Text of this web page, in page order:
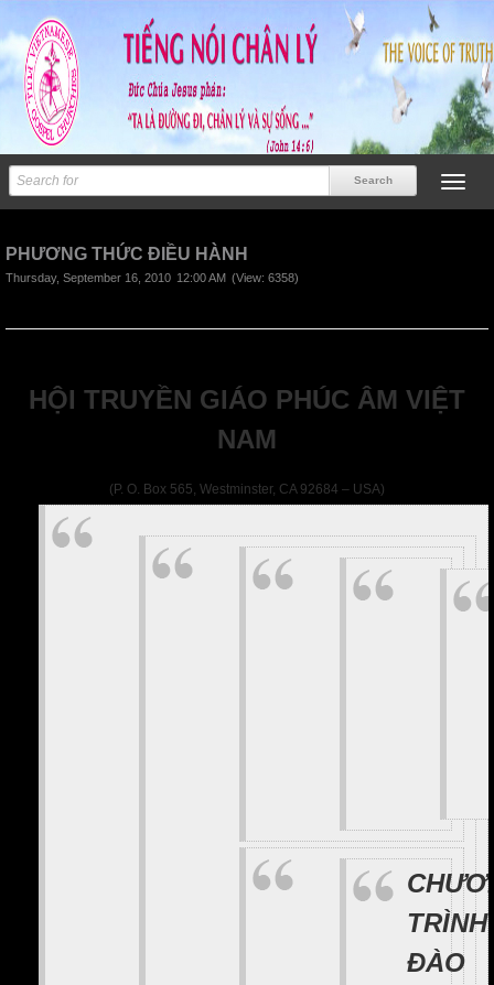
PHƯƠNG THỨC ĐIỀU HÀNH
Thursday, September 16, 2010 12:00 AM (View: 6358)
HỘI TRUYỀN GIÁO PHÚC ÂM VIỆT
NAM
(P. O. Box 565, Westminster, CA 92684 – USA)
TRÌNH
ĐÀO